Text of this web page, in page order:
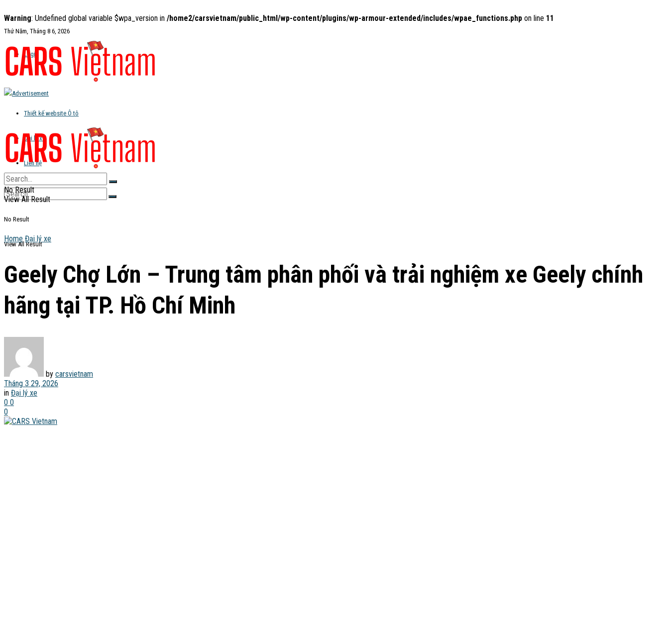
Warning: Undefined global variable $wpa_version in /home2/carsvietnam/public_html/wp-content/plugins/wp-armour-extended/includes/wpae_functions.php on line 11
Thứ Năm, Tháng 8 6, 2026
Login
Thiết kế website Ô tô
Đại lý xe
Liên hệ
No Result
View All Result
No Result
View All Result
Home Đại lý xe
Geely Chợ Lớn – Trung tâm phân phối và trải nghiệm xe Geely chính
hãng tại TP. Hồ Chí Minh
by carsvietnam
Tháng 3 29, 2026
in Đại lý xe
0 0
0